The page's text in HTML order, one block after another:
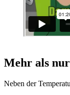
Mehr als
Neben der